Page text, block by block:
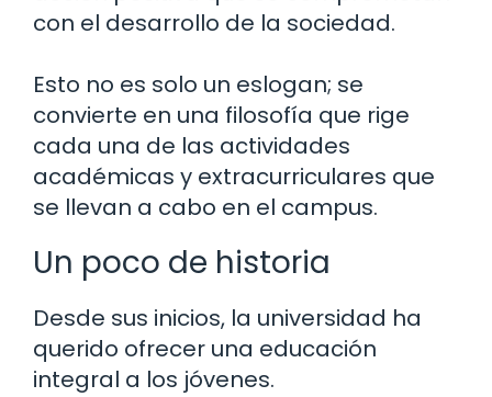
con el desarrollo de la sociedad.
Esto no es solo un eslogan; se
convierte en una filosofía que rige
cada una de las actividades
académicas y extracurriculares que
se llevan a cabo en el campus.
Un poco de historia
Desde sus inicios, la universidad ha
querido ofrecer una educación
integral a los jóvenes.